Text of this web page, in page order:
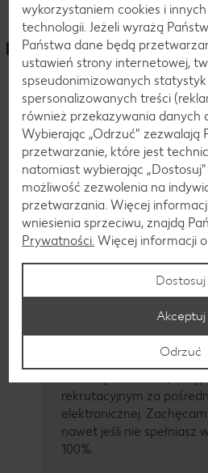
Aplikacja online
Znalazłeś odpowiednią
list motywacyjny nie jest
stanowiska i przekażemy
rekrutacyjnym za
elektronicznej.
nawet jeśli nie spełniasz
100%.
wykorzystaniem cookies i
technologii. Jeżeli wyrażą
Państwa dane będą
ustawień strony internetowej,
spseudonimizowanych
spersonalizowanych treści
również przekazywania danych
Wybierając „Odrzuć" zezwalają
przetwarzanie, które jest
natomiast wybierając
możliwość zezwolenia na
przetwarzania. Więcej
wniesienia sprzeciwu, znajdą
Prywatności. Więcej informacji
Dostosuj
Akceptuj
Odrzuć